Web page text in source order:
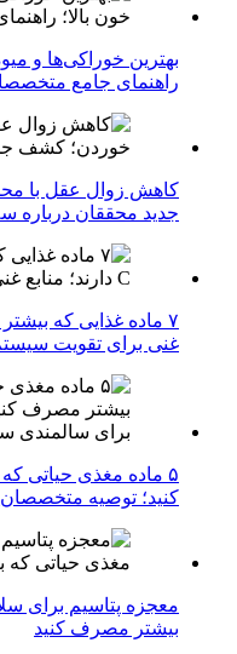
بهترین خوراکی‌ها و
راهنمای جامع
کاهش زوال عقل با
جدید محققان درباره
غنی برای تقویت
۵ ماده مغذی حیاتی
کنید؛ توصیه
معجزه پتاسیم برای
بیشتر مصرف کنید